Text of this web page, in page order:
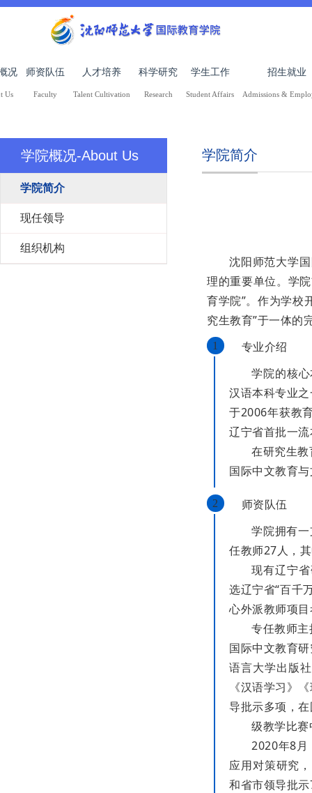
况
Us
师资队伍
Faculty
人才培养
Talent Cultivation
科学研究
Research
学生工作
Student Affairs
招生就业
Admissions &
学院概况-About Us
学院简介
现任领导
组织机构
学院简介
沈阳师范大学
理的重要单位。学
育学院”。作为学校
究生教育”于一体的
1
专业介绍
学院的核
汉语本科专业
于2006年获教
辽宁省首批一
在研究生
国际中文教育
2
师资队伍
学院拥有
任教师27人，
现有辽宁
选辽宁省“百千
心外派教师项
专任教师
国际中文教育
语言大学出版
《汉语学习》
导批示多项，
级教学比
2020年8月
应用对策研究
和省市领导批